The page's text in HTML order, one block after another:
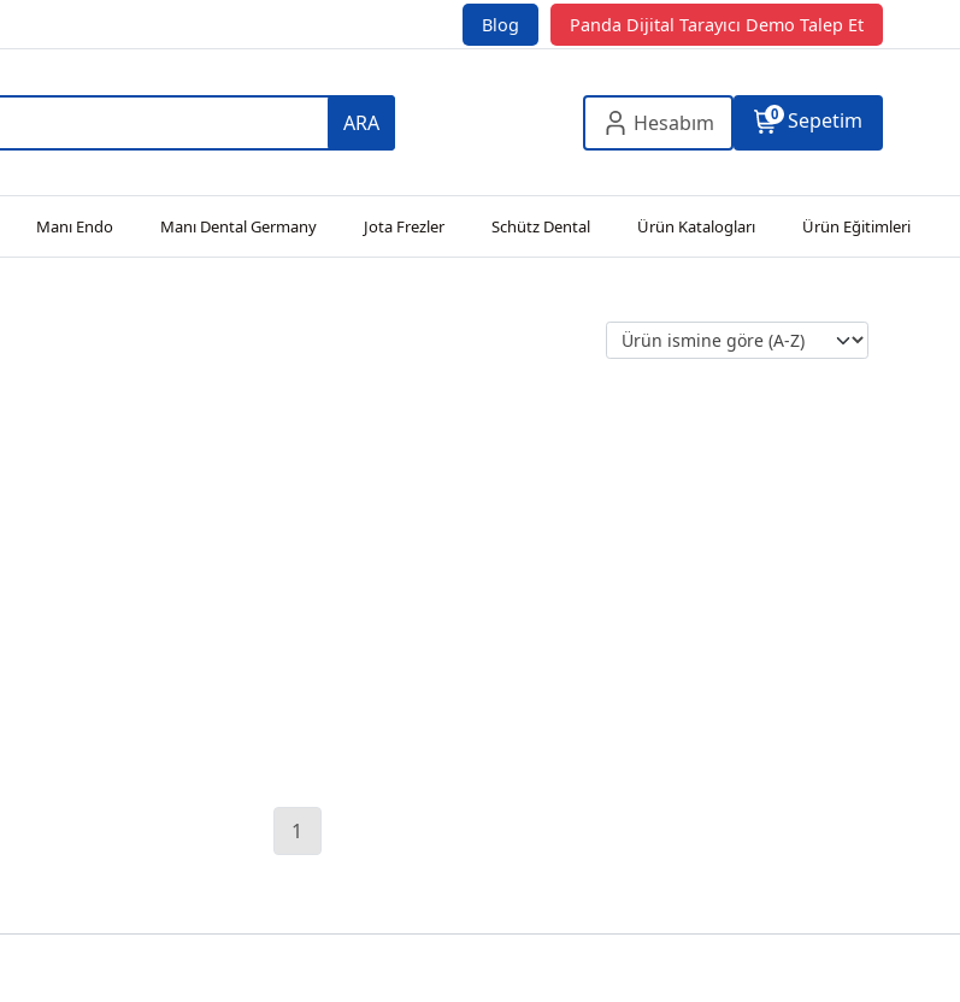
Blog Panda Dijital Tarayıcı Demo Talep Et
ARA Hesabım 0 Sepetim
Manı Endo Manı Dental Germany Jota Frezler Schütz Dental Ürün Katalogları Ürün Eğitimleri
1